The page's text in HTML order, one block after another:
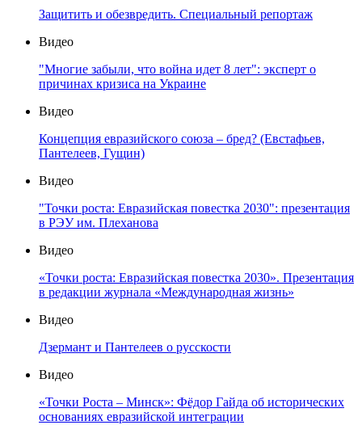
Защитить и обезвредить. Специальный репортаж
Видео
"Многие забыли, что война идет 8 лет": эксперт о
причинах кризиса на Украине
Видео
Концепция евразийского союза – бред? (Евстафьев,
Пантелеев, Гущин)
Видео
"Точки роста: Евразийская повестка 2030": презентация
в РЭУ им. Плеханова
Видео
«Точки роста: Евразийская повестка 2030». Презентация
в редакции журнала «Международная жизнь»
Видео
Дзермант и Пантелеев о русскости
Видео
«Точки Роста – Минск»: Фёдор Гайда об исторических
основаниях евразийской интеграции